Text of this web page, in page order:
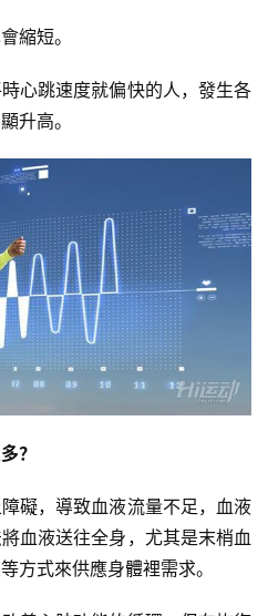
縮短。
心跳速度就偏快的人，發生各
升高。
？
礙，導致血液流量不足，血液
血液送往全身，尤其是末梢血
方式來供應身體裡需求。